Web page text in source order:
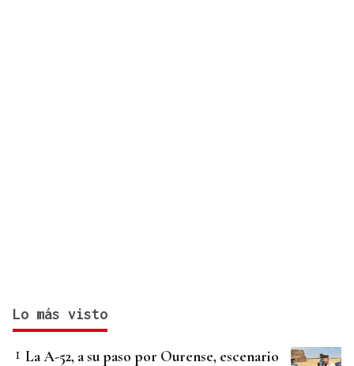
Lo más visto
La A-52, a su paso por Ourense, escenario